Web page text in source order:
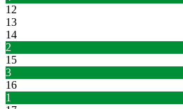
12
13
14
2
15
3
16
1